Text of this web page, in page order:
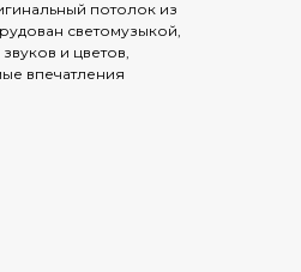
потолок из
светомузыкой,
и цветов,
впечатления